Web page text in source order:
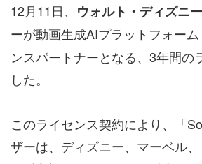
12月11日、 ウォルト・ディズニ
ーが動画生成AIプラットフォーム
ンスパートナーとなる、3年間
した。
このライセンス契約により、「
ザーは、ディズニー、マーベル